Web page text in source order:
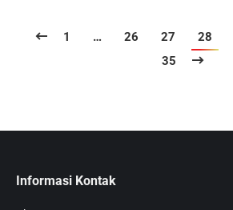
1 … 26 27 28
35
Informasi Kontak